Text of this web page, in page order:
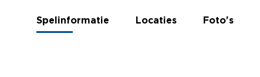
Spelinformatie Locaties Foto's